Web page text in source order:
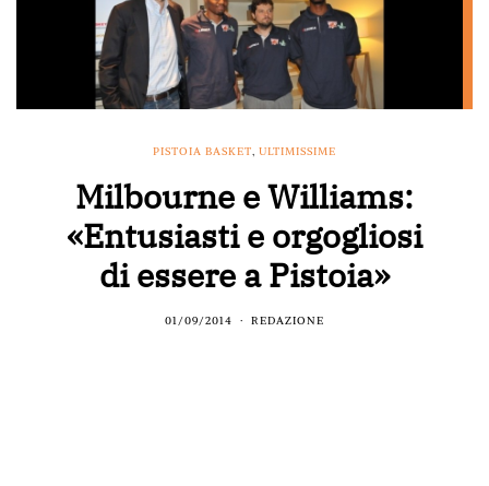
PISTOIA BASKET, ULTIMISSIME
Milbourne e Williams:
«Entusiasti e orgogliosi
di essere a Pistoia»
01/09/2014 REDAZIONE